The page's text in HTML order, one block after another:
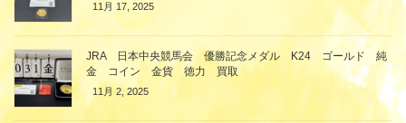
11月 17, 2025
JRA 日本中央競馬会 優勝記念メダル K24 ゴールド 純
金 コイン 金貨 徳力 買取
11月 2, 2025